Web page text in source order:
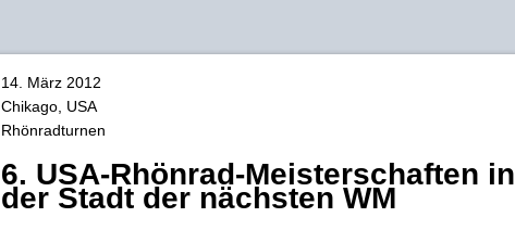
14. März 2012
Chikago, USA
Rhönradturnen
6. USA-Rhönrad-Meisterschaften in
der Stadt der nächsten WM